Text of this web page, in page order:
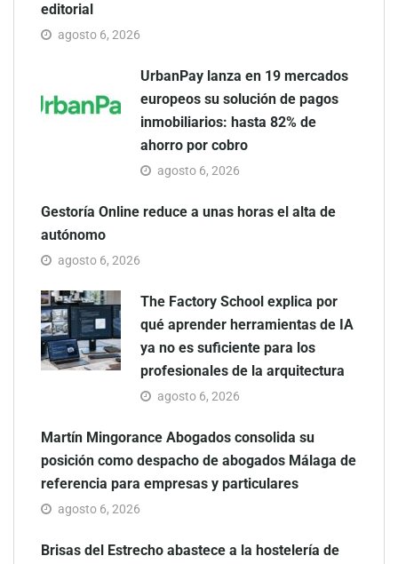
editorial
agosto 6, 2026
UrbanPay lanza en 19 mercados
europeos su solución de pagos
inmobiliarios: hasta 82% de
ahorro por cobro
agosto 6, 2026
Gestoría Online reduce a unas horas el alta de
autónomo
agosto 6, 2026
The Factory School explica por
qué aprender herramientas de IA
ya no es suficiente para los
profesionales de la arquitectura
agosto 6, 2026
Martín Mingorance Abogados consolida su
posición como despacho de abogados Málaga de
referencia para empresas y particulares
agosto 6, 2026
Brisas del Estrecho abastece a la hostelería de